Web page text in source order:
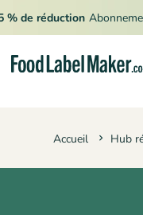
réduction Abonnement
Accueil Hub
Secteurs